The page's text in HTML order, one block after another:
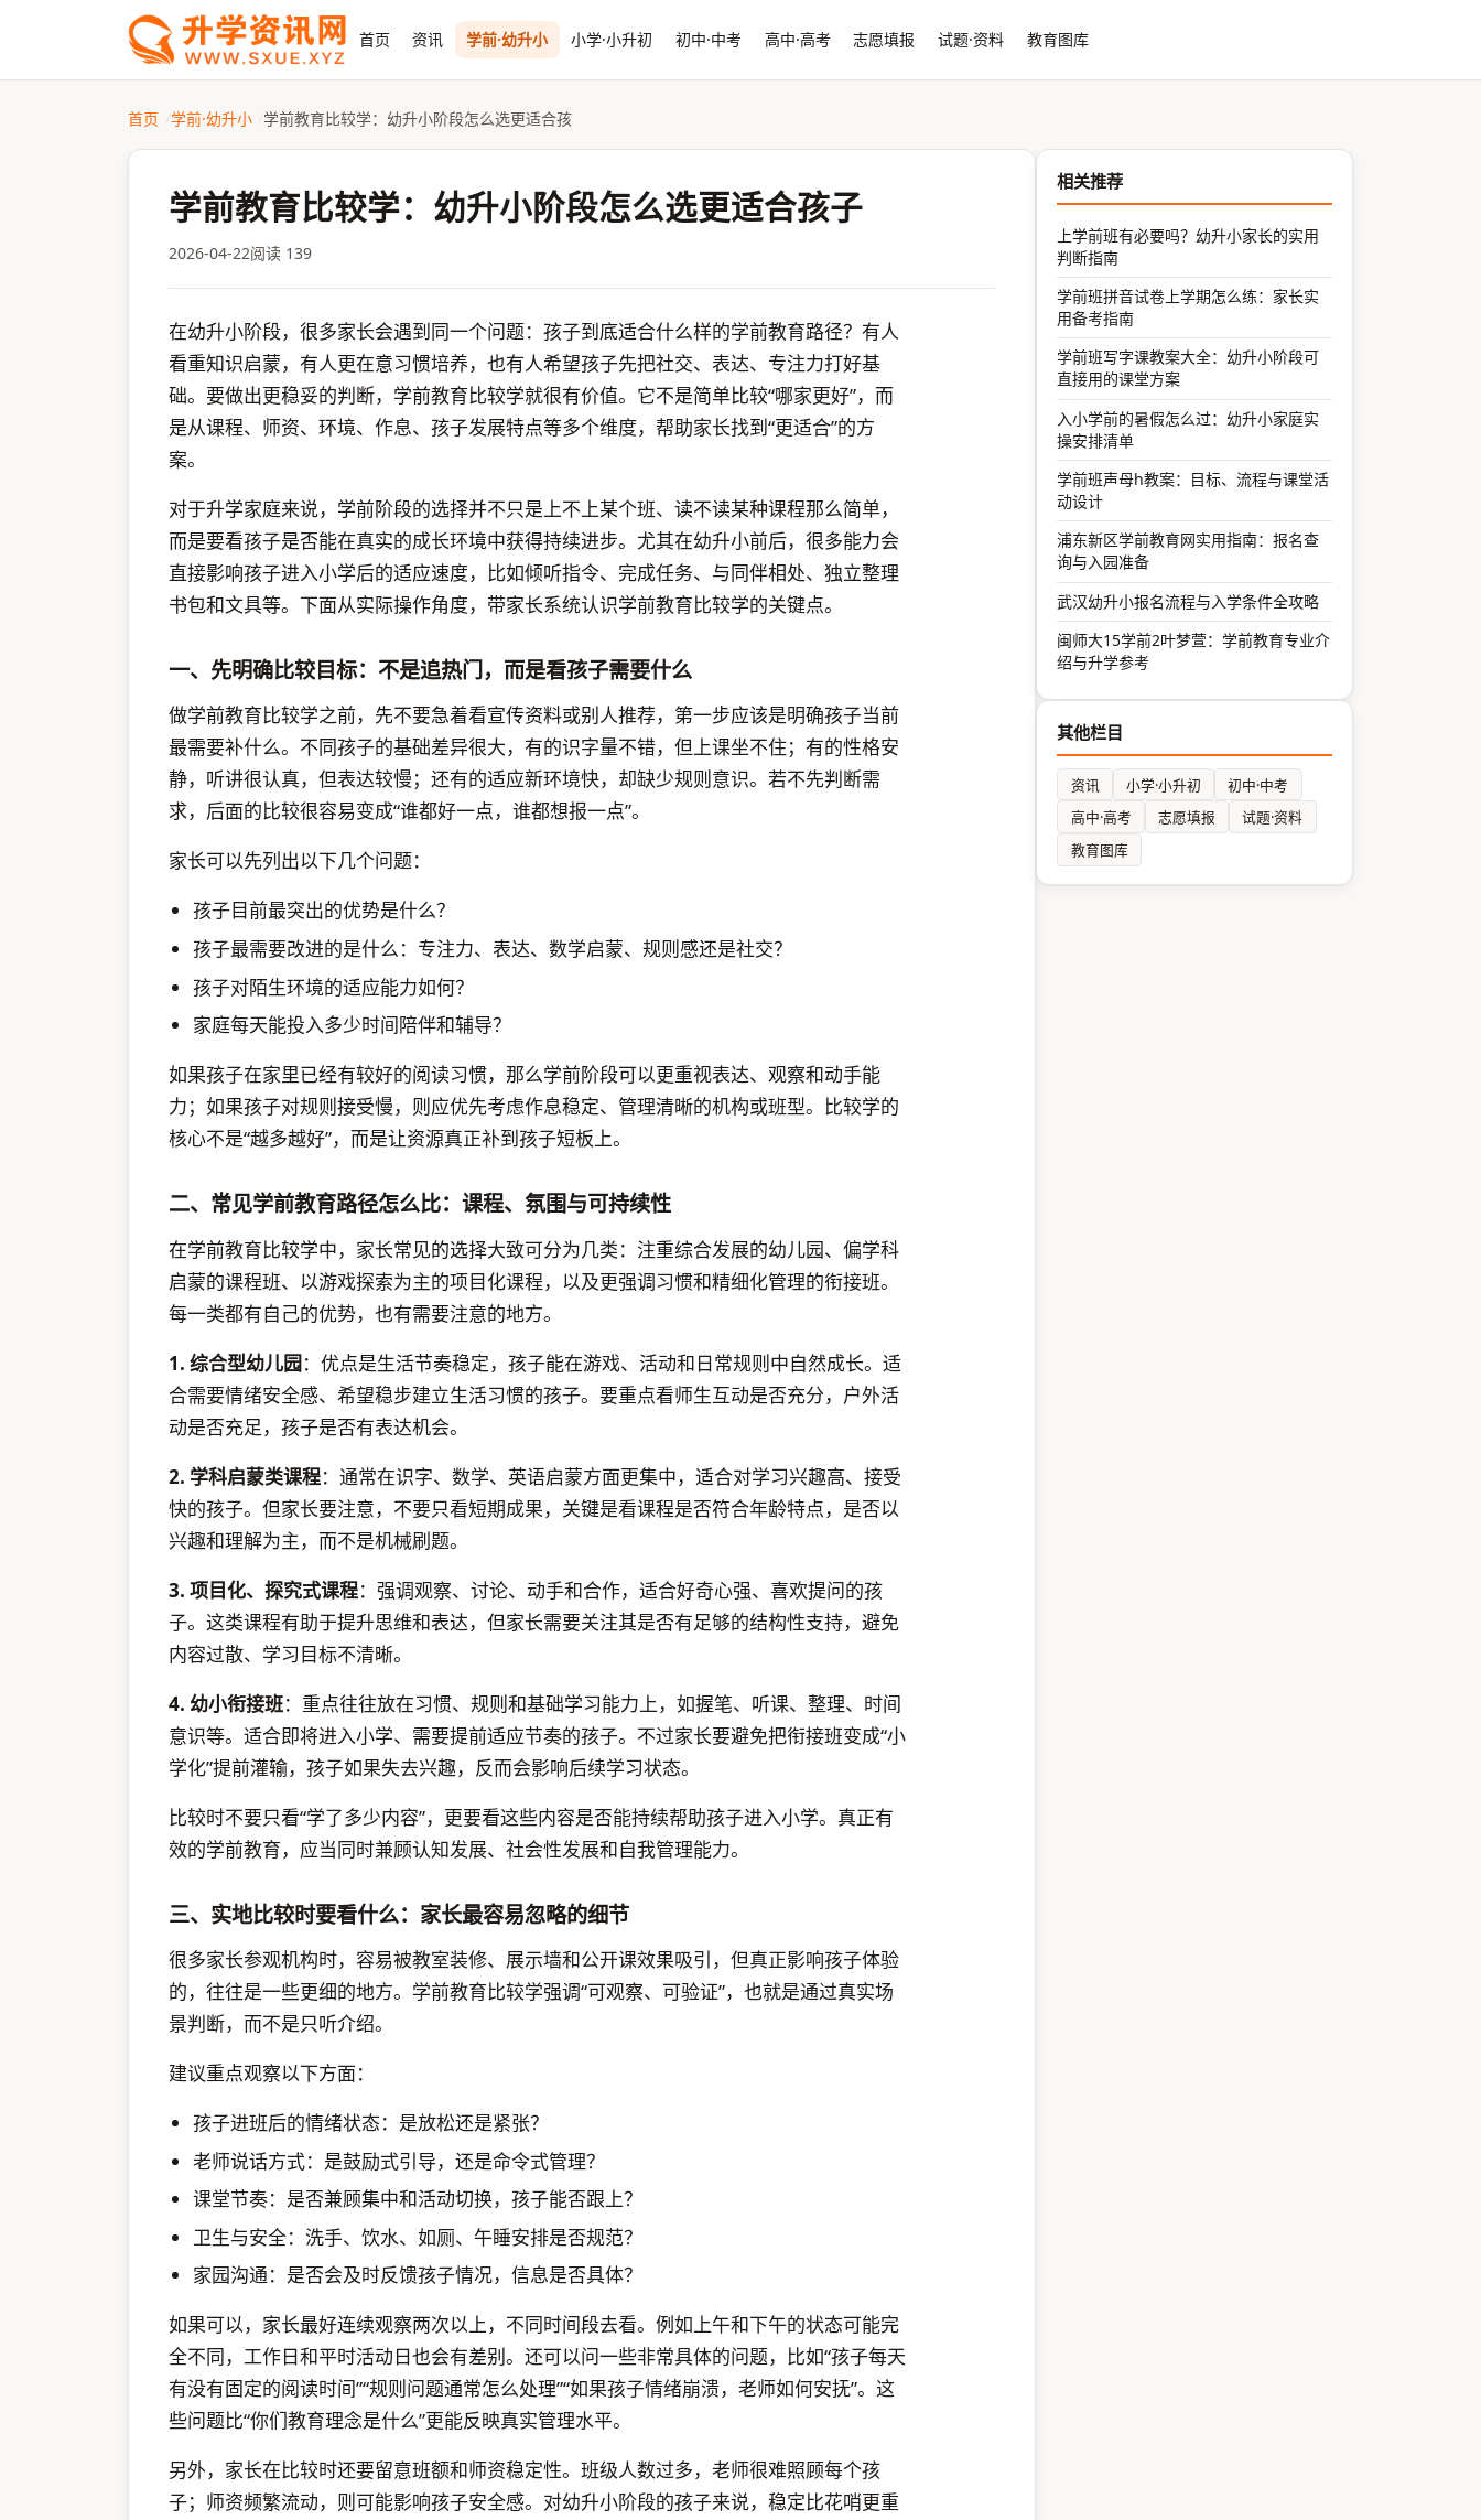
首页 资讯 学前·幼升小 小学·小升初 初中·中考 高中·高考 志愿填报 试题·资料 教育图库
首页 学前·幼升小 学前教育比较学：幼升小阶段怎么选更适合孩
学前教育比较学：幼升小阶段怎么选更适合孩子
2026-04-22阅读 139
在幼升小阶段，很多家长会遇到同一个问题：孩子到底适合什么样的学前教育路径？有人
看重知识启蒙，有人更在意习惯培养，也有人希望孩子先把社交、表达、专注力打好基
础。要做出更稳妥的判断，学前教育比较学就很有价值。它不是简单比较“哪家更好”，而
是从课程、师资、环境、作息、孩子发展特点等多个维度，帮助家长找到“更适合”的方
案。
对于升学家庭来说，学前阶段的选择并不只是上不上某个班、读不读某种课程那么简单，
而是要看孩子是否能在真实的成长环境中获得持续进步。尤其在幼升小前后，很多能力会
直接影响孩子进入小学后的适应速度，比如倾听指令、完成任务、与同伴相处、独立整理
书包和文具等。下面从实际操作角度，带家长系统认识学前教育比较学的关键点。
一、先明确比较目标：不是追热门，而是看孩子需要什么
做学前教育比较学之前，先不要急着看宣传资料或别人推荐，第一步应该是明确孩子当前
最需要补什么。不同孩子的基础差异很大，有的识字量不错，但上课坐不住；有的性格安
静，听讲很认真，但表达较慢；还有的适应新环境快，却缺少规则意识。若不先判断需
求，后面的比较很容易变成“谁都好一点，谁都想报一点”。
家长可以先列出以下几个问题：
孩子目前最突出的优势是什么？
孩子最需要改进的是什么：专注力、表达、数学启蒙、规则感还是社交？
孩子对陌生环境的适应能力如何？
家庭每天能投入多少时间陪伴和辅导？
如果孩子在家里已经有较好的阅读习惯，那么学前阶段可以更重视表达、观察和动手能
力；如果孩子对规则接受慢，则应优先考虑作息稳定、管理清晰的机构或班型。比较学的
核心不是“越多越好”，而是让资源真正补到孩子短板上。
二、常见学前教育路径怎么比：课程、氛围与可持续性
在学前教育比较学中，家长常见的选择大致可分为几类：注重综合发展的幼儿园、偏学科
启蒙的课程班、以游戏探索为主的项目化课程，以及更强调习惯和精细化管理的衔接班。
每一类都有自己的优势，也有需要注意的地方。
1. 综合型幼儿园：优点是生活节奏稳定，孩子能在游戏、活动和日常规则中自然成长。适
合需要情绪安全感、希望稳步建立生活习惯的孩子。要重点看师生互动是否充分，户外活
动是否充足，孩子是否有表达机会。
2. 学科启蒙类课程：通常在识字、数学、英语启蒙方面更集中，适合对学习兴趣高、接受
快的孩子。但家长要注意，不要只看短期成果，关键是看课程是否符合年龄特点，是否以
兴趣和理解为主，而不是机械刷题。
3. 项目化、探究式课程：强调观察、讨论、动手和合作，适合好奇心强、喜欢提问的孩
子。这类课程有助于提升思维和表达，但家长需要关注其是否有足够的结构性支持，避免
内容过散、学习目标不清晰。
4. 幼小衔接班：重点往往放在习惯、规则和基础学习能力上，如握笔、听课、整理、时间
意识等。适合即将进入小学、需要提前适应节奏的孩子。不过家长要避免把衔接班变成“小
学化”提前灌输，孩子如果失去兴趣，反而会影响后续学习状态。
比较时不要只看“学了多少内容”，更要看这些内容是否能持续帮助孩子进入小学。真正有
效的学前教育，应当同时兼顾认知发展、社会性发展和自我管理能力。
三、实地比较时要看什么：家长最容易忽略的细节
很多家长参观机构时，容易被教室装修、展示墙和公开课效果吸引，但真正影响孩子体验
的，往往是一些更细的地方。学前教育比较学强调“可观察、可验证”，也就是通过真实场
景判断，而不是只听介绍。
建议重点观察以下方面：
孩子进班后的情绪状态：是放松还是紧张？
老师说话方式：是鼓励式引导，还是命令式管理？
课堂节奏：是否兼顾集中和活动切换，孩子能否跟上？
卫生与安全：洗手、饮水、如厕、午睡安排是否规范？
家园沟通：是否会及时反馈孩子情况，信息是否具体？
如果可以，家长最好连续观察两次以上，不同时间段去看。例如上午和下午的状态可能完
全不同，工作日和平时活动日也会有差别。还可以问一些非常具体的问题，比如“孩子每天
有没有固定的阅读时间”“规则问题通常怎么处理”“如果孩子情绪崩溃，老师如何安抚”。这
些问题比“你们教育理念是什么”更能反映真实管理水平。
另外，家长在比较时还要留意班额和师资稳定性。班级人数过多，老师很难照顾每个孩
子；师资频繁流动，则可能影响孩子安全感。对幼升小阶段的孩子来说，稳定比花哨更重
相关推荐
上学前班有必要吗？幼升小家长的实用
判断指南
学前班拼音试卷上学期怎么练：家长实
用备考指南
学前班写字课教案大全：幼升小阶段可
直接用的课堂方案
入小学前的暑假怎么过：幼升小家庭实
操安排清单
学前班声母h教案：目标、流程与课堂活
动设计
浦东新区学前教育网实用指南：报名查
询与入园准备
武汉幼升小报名流程与入学条件全攻略
闽师大15学前2叶梦萱：学前教育专业介
绍与升学参考
其他栏目
资讯 小学·小升初
初中·中考
高中·高考
志愿填报
试题·资料
教育图库